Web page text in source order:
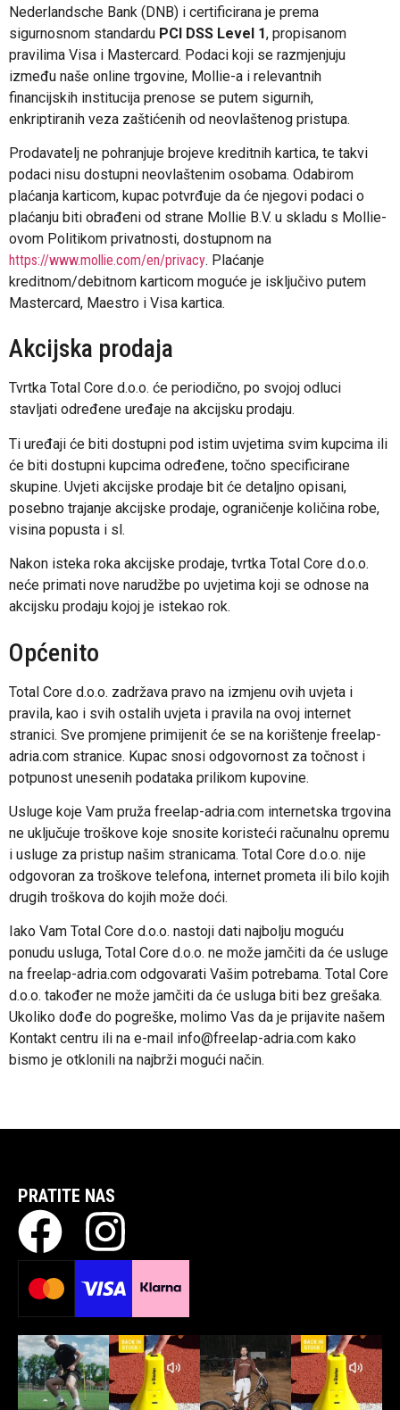
Nederlandsche Bank (DNB) i certificirana je prema
sigurnosnom standardu PCI DSS Level 1, propisanom
pravilima Visa i Mastercard. Podaci koji se razmjenjuju
između naše online trgovine, Mollie-a i relevantnih
financijskih institucija prenose se putem sigurnih,
enkriptiranih veza zaštićenih od neovlaštenog pristupa.
Prodavatelj ne pohranjuje brojeve kreditnih kartica, te takvi
podaci nisu dostupni neovlaštenim osobama. Odabirom
plaćanja karticom, kupac potvrđuje da će njegovi podaci o
plaćanju biti obrađeni od strane Mollie B.V. u skladu s Mollie-
ovom Politikom privatnosti, dostupnom na
https://www.mollie.com/en/privacy. Plaćanje
kreditnom/debitnom karticom moguće je isključivo putem
Mastercard, Maestro i Visa kartica.
Akcijska prodaja
Tvrtka Total Core d.o.o. će periodično, po svojoj odluci
stavljati određene uređaje na akcijsku prodaju.
Ti uređaji će biti dostupni pod istim uvjetima svim kupcima ili
će biti dostupni kupcima određene, točno specificirane
skupine. Uvjeti akcijske prodaje bit će detaljno opisani,
posebno trajanje akcijske prodaje, ograničenje količina robe,
visina popusta i sl.
Nakon isteka roka akcijske prodaje, tvrtka Total Core d.o.o.
neće primati nove narudžbe po uvjetima koji se odnose na
akcijsku prodaju kojoj je istekao rok.
Općenito
Total Core d.o.o. zadržava pravo na izmjenu ovih uvjeta i
pravila, kao i svih ostalih uvjeta i pravila na ovoj internet
stranici. Sve promjene primijenit će se na korištenje freelap-
adria.com stranice. Kupac snosi odgovornost za točnost i
potpunost unesenih podataka prilikom kupovine.
Usluge koje Vam pruža freelap-adria.com internetska trgovina
ne uključuje troškove koje snosite koristeći računalnu opremu
i usluge za pristup našim stranicama. Total Core d.o.o. nije
odgovoran za troškove telefona, internet prometa ili bilo kojih
drugih troškova do kojih može doći.
Iako Vam Total Core d.o.o. nastoji dati najbolju moguću
ponudu usluga, Total Core d.o.o. ne može jamčiti da će usluge
na freelap-adria.com odgovarati Vašim potrebama. Total Core
d.o.o. također ne može jamčiti da će usluga biti bez grešaka.
Ukoliko dođe do pogreške, molimo Vas da je prijavite našem
Kontakt centru ili na e-mail info@freelap-adria.com kako
bismo je otklonili na najbrži mogući način.
PRATITE NAS